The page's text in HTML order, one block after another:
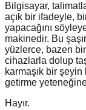
Bilgisayar,
açık bir ifadeyle,
yapacağını
makinedir. Bu
yüzlerce, bazen
cihazlarla dolup
karmaşık bir
getirme
Hayır.